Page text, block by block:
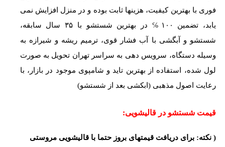
فوری با بهترین کیفیت، هزینها ثابت بوده و در منزل افزایش نمی
یابد، تضمین ۱۰۰℅ در بهترین شستشو با ۳۵ سال سابقه،
شستشو و آبگشی با آب فشار قوی، ترمیم ریشه و شیرازه به
وسیله دستگاه، سرویس دهی به سراسر تهران تحویل به صورت
لول شده، استفاده از بهترین تاید و شامپوی موجود در بازار، با
رعایت اصول مذهبی (ابکشی بعد از شستشو)
قیمت شستشو در قالیشویی:
( نکته: برای دریافت قیمتهای بروز حتما با قالیشویی مروستی